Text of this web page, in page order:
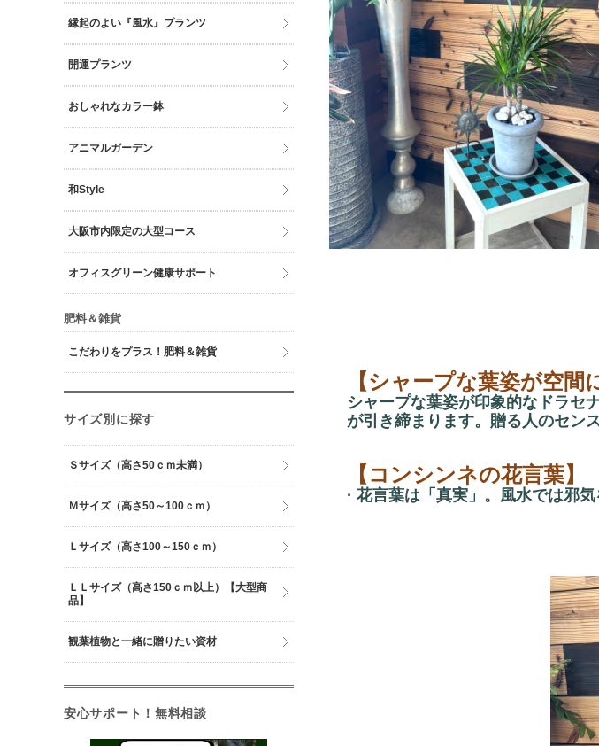
【シャープな葉姿が空間
シャープな葉姿が印象的なドラセ
が引き締まります。贈る人のセン
【コンシンネの花言葉】
· 花言葉は「真実」。風水では邪
縁起のよい『風水』プランツ
開運プランツ
おしゃれなカラー鉢
アニマルガーデン
和Style
大阪市内限定の大型コース
オフィスグリーン健康サポート
肥料＆雑貨
こだわりをプラス！肥料＆雑貨
サイズ別に探す
Ｓサイズ（高さ50ｃｍ未満）
Ｍサイズ（高さ50～100ｃｍ）
Ｌサイズ（高さ100～150ｃｍ）
ＬＬサイズ（高さ150ｃｍ以上）【大型商
品】
観葉植物と一緒に贈りたい資材
安心サポート！無料相談